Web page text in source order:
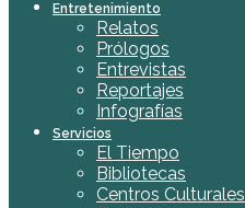
Entretenimiento
Relatos
Prólogos
Entrevistas
Reportajes
Infografías
Servicios
El Tiempo
Bibliotecas
Centros Culturales